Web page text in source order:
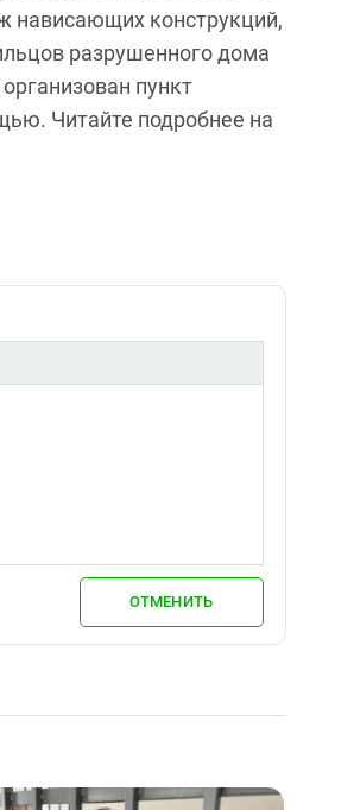
нависающих конструкций,
разрушенного дома
пункт
Читайте подробнее на
ОТМЕНИТЬ